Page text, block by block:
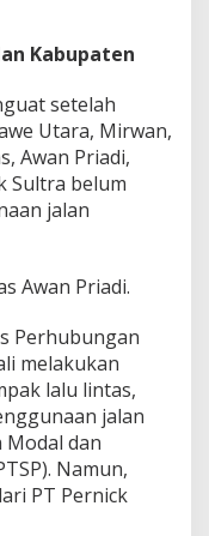
Kabupaten
setelah
Utara, Mirwan,
Awan Priadi,
Sultra belum
jalan
Awan Priadi.
Perhubungan
melakukan
lalu lintas,
jalan
Modal dan
Namun,
PT Pernick